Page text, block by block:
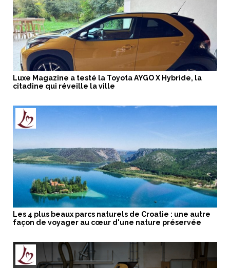
Luxe Magazine a testé la Toyota AYGO X Hybride, la
citadine qui réveille la ville
Les 4 plus beaux parcs naturels de Croatie : une autre
façon de voyager au cœur d'une nature préservée